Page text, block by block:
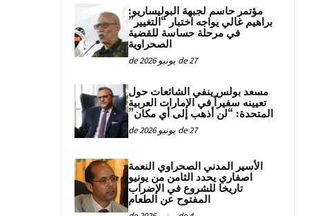
مؤتمر حاسم لجبهة البوليساريو:
براهيم غالي يواجه اختبار “التغيير”
في مرحلة حساسة للقضية
الصحراوية
27 de يونيو de 2026
مسعد بولس ينفي الشائعات حول
تعيينه سفيراً في الإمارات العربية
المتحدة: “لن أذهب إلى أي مكان”
27 de يونيو de 2026
الأسير المدني الصحراوي النعمة
اصفاري يحدد الثامن من يونيو
تاريخا للشروع في الإضراب
المفتوح عن الطعام